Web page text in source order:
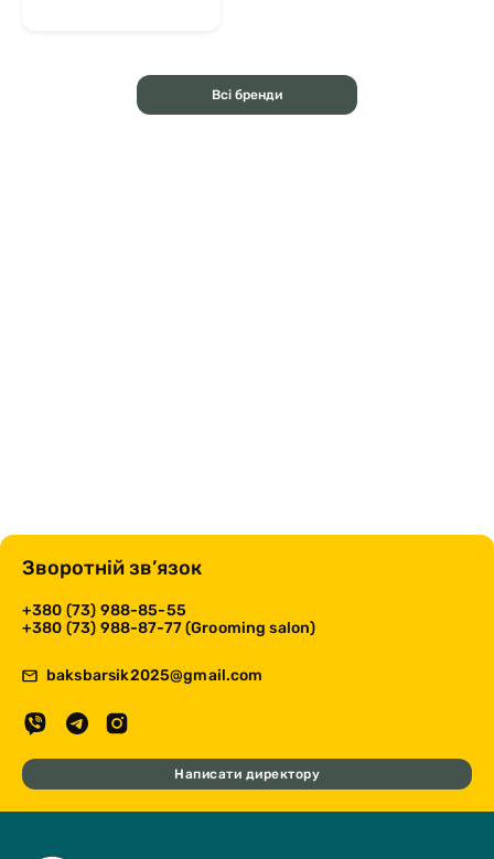
Всі бренди
Зворотній зв’язок
+380 (73) 988-85-55
+380 (73) 988-87-77 (Grooming salon)
baksbarsik2025@gmail.com
Написати директору